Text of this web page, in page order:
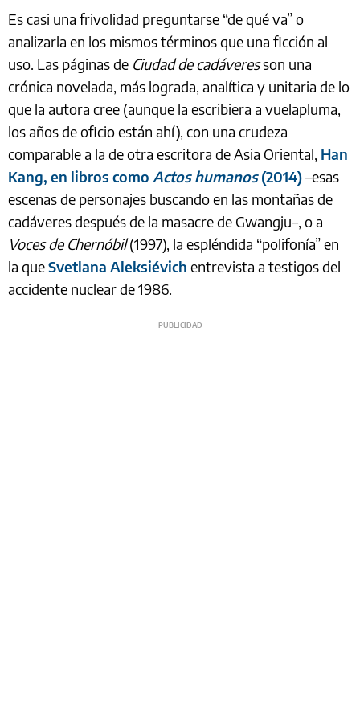
Es casi una frivolidad preguntarse “de qué va” o
analizarla en los mismos términos que una ficción al
uso. Las páginas de Ciudad de cadáveresson una
crónica novelada, más lograda, analítica y unitaria de lo
que la autora cree (aunque la escribiera a vuelapluma,
los años de oficio están ahí), con una crudeza
comparable a la de otra escritora de Asia Oriental, Han
Kang, en libros como Actos humanos(2014)–esas
escenas de personajes buscando en las montañas de
cadáveres después de la masacre de Gwangju–, o a
Voces de Chernóbil(1997), la espléndida “polifonía” en
la queSvetlana Aleksiévich entrevista a testigos del
accidente nuclear de 1986.